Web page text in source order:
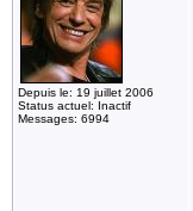
Depuis le: 19 juillet 2006
Status actuel: Inactif
Messages: 6994